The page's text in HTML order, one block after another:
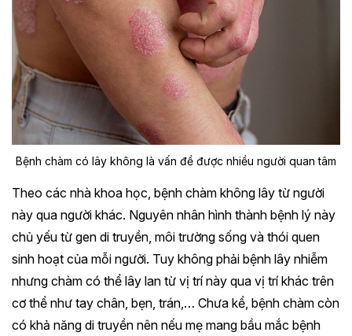
Bệnh chàm có lây không là vấn đề được nhiều người quan tâm
Theo các nhà khoa học, bệnh chàm không lây từ người
này qua người khác. Nguyên nhân hình thành bệnh lý này
chủ yếu từ gen di truyền, môi trường sống và thói quen
sinh hoạt của mỗi người. Tuy không phải bệnh lây nhiễm
nhưng chàm có thể lây lan từ vị trí này qua vị trí khác trên
cơ thể như tay chân, bẹn, trán,… Chưa kể, bệnh chàm còn
có khả năng di truyền nên nếu mẹ mang bầu mắc bệnh